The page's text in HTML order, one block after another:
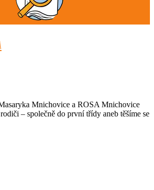
Mnichovice a ROSA Mnichovice
– společně do první třídy aneb těšíme se